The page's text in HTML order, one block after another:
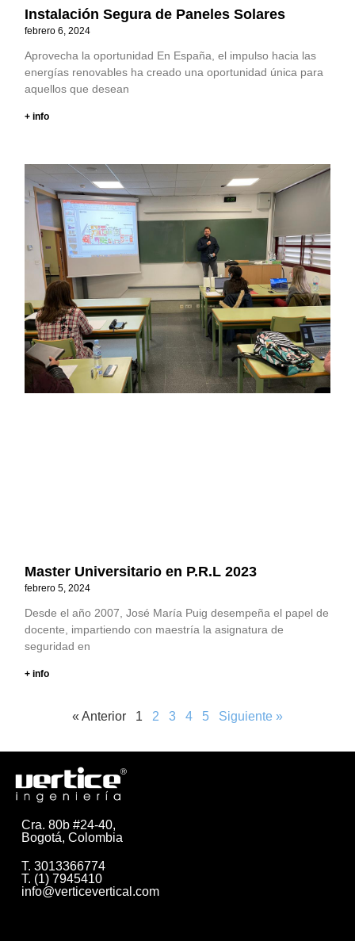
Instalación Segura de Paneles Solares
febrero 6, 2024
Aprovecha la oportunidad En España, el impulso hacia las
energías renovables ha creado una oportunidad única para
aquellos que desean
+ info
Master Universitario en P.R.L 2023
febrero 5, 2024
Desde el año 2007, José María Puig desempeña el papel de
docente, impartiendo con maestría la asignatura de
seguridad en
+ info
« Anterior 1 2 3 4 5 Siguiente »
Cra. 80b #24-40,
Bogotá, Colombia
T. 3013366774
T. (1) 7945410
info@verticevertical.com